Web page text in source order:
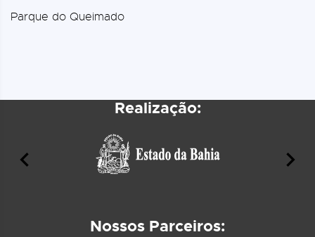
Parque do Queimado
Realização:
Nossos Parceiros: